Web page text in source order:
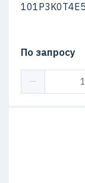
По запросу